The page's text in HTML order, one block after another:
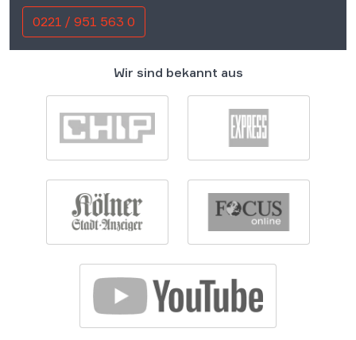
0221 / 951 563 0
Wir sind bekannt aus